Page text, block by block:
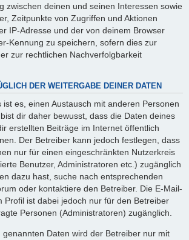
zwischen deinen und seinen Interessen sowie
Zeitpunkte von Zugriffen und Aktionen
IP-Adresse und der von deinem Browser
Kennung zu speichern, sofern dies zur
zur rechtlichen Nachverfolgbarkeit
DER WEITERGABE DEINER DATEN
ist es, einen Austausch mit anderen Personen
dir daher bewusst, dass die Daten deines
erstellten Beiträge im Internet öffentlich
Der Betreiber kann jedoch festlegen, dass
nur für einen eingeschränkten Nutzerkreis
Benutzer, Administratoren etc.) zugänglich
dazu hast, suche nach entsprechenden
oder kontaktiere den Betreiber. Die E-Mail-
Profil ist dabei jedoch nur für den Betreiber
Personen (Administratoren) zugänglich.
Daten wird der Betreiber nur mit